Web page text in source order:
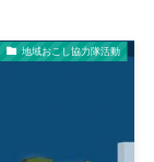
地域おこし協力隊活動